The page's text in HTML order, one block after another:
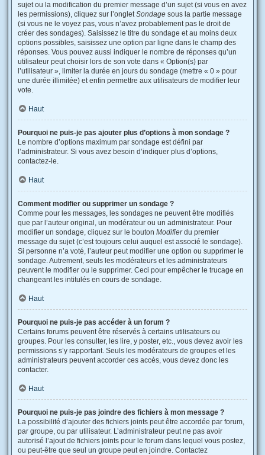
sujet ou la modification du premier message d’un sujet (si vous en avez
les permissions), cliquez sur l’ongletSondage sous la partie message
(si vous ne le voyez pas, vous n’avez probablement pas le droit de
créer des sondages). Saisissez le titre du sondage et au moins deux
options possibles, saisissez une option par ligne dans le champ des
réponses. Vous pouvez aussi indiquer le nombre de réponses qu’un
utilisateur peut choisir lors de son vote dans « Option(s) par
l’utilisateur », limiter la durée en jours du sondage (mettre « 0 » pour
une durée illimitée) et enfin permettre aux utilisateurs de modifier leur
vote.
Haut
Pourquoi ne puis-je pas ajouter plus d’options à mon sondage ?
Le nombre d’options maximum par sondage est défini par
l’administrateur. Si vous avez besoin d’indiquer plus d’options,
contactez-le.
Haut
Comment modifier ou supprimer un sondage ?
Comme pour les messages, les sondages ne peuvent être modifiés
que par l’auteur original, un modérateur ou un administrateur. Pour
modifier un sondage, cliquez sur le bouton Modifierdu premier
message du sujet (c’est toujours celui auquel est associé le sondage).
Si personne n’a voté, l’auteur peut modifier une option ou supprimer le
sondage. Autrement, seuls les modérateurs et les administrateurs
peuvent le modifier ou le supprimer. Ceci pour empêcher le trucage en
changeant les intitulés en cours de sondage.
Haut
Pourquoi ne puis-je pas accéder à un forum ?
Certains forums peuvent être réservés à certains utilisateurs ou
groupes. Pour les consulter, les lire, y poster, etc., vous devez avoir les
permissions s’y rapportant. Seuls les modérateurs de groupes et les
administrateurs peuvent accorder ces accès, vous devez donc les
contacter.
Haut
Pourquoi ne puis-je pas joindre des fichiers à mon message ?
La possibilité d’ajouter des fichiers joints peut être accordée par forum,
par groupe, ou par utilisateur. L’administrateur peut ne pas avoir
autorisé l’ajout de fichiers joints pour le forum dans lequel vous postez,
ou peut-être que seul un groupe peut en joindre. Contactez